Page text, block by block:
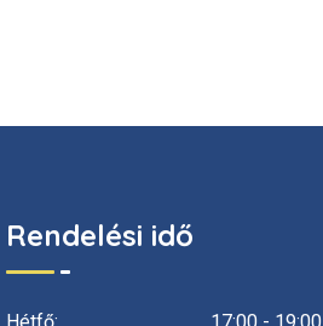
Rendelési idő